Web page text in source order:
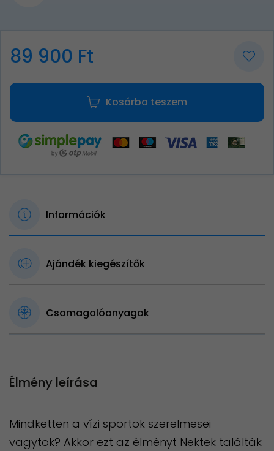
89 900 Ft
Kosárba teszem
Információk
Ajándék kiegészítők
Csomagolóanyagok
Élmény leírása
Mindketten a vízi sportok szerelmesei
vagytok? Akkor ezt az élményt Nektek találták